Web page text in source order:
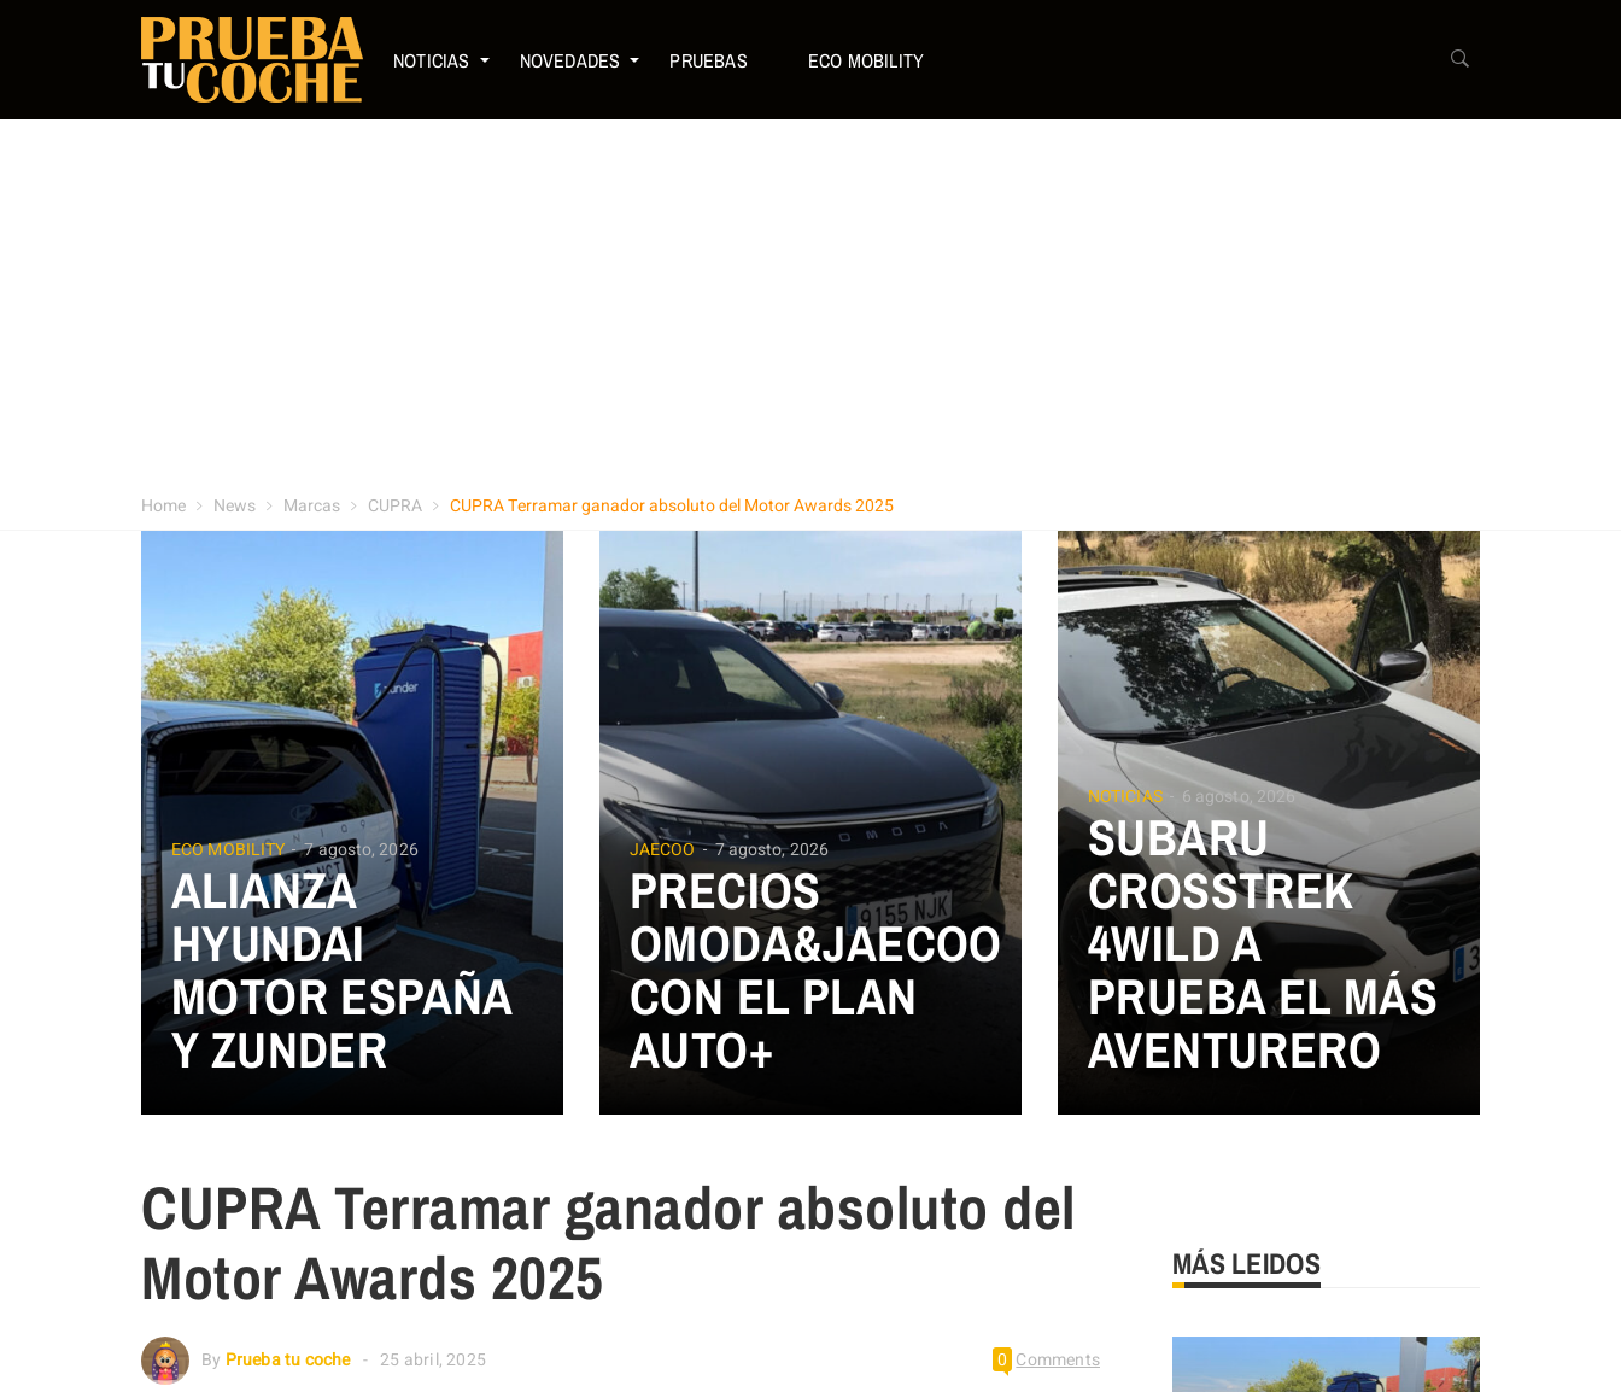
NOTICIAS NOVEDADES PRUEBAS ECO MOBILITY
Home News Marcas CUPRA CUPRA Terramar ganador absoluto del Motor Awards 2025
ECO MOBILITY 7 agosto, 2026
ALIANZA
HYUNDAI
MOTOR ESPAÑA
Y ZUNDER
JAECOO 7 agosto, 2026
PRECIOS
OMODA&JAECOO
CON EL PLAN
AUTO+
NOTICIAS 6 agosto, 2026
SUBARU
CROSSTREK
4WILD A
PRUEBA EL MÁS
AVENTURERO
CUPRA Terramar ganador absoluto del
Motor Awards 2025
By Prueba tu coche 25 abril, 2025 0 Comments
MÁS LEIDOS